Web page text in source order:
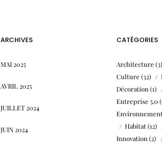
ARCHIVES
MAI 2025
AVRIL 2025
JUILLET 2024
JUIN 2024
CATÉGORIES
Architecture (3)
Culture (32)
Décoration (1)
Entreprise 5.0
Habitat(12)
Innovation (2)